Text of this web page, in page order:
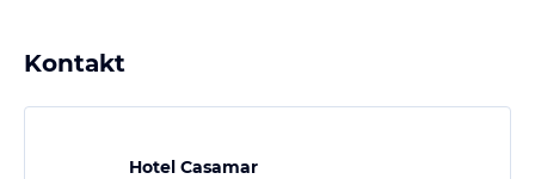
Kontakt
Hotel Casamar